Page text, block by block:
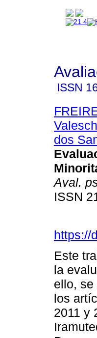
ISSN
dos
Aval.
ISSN
https://
Este
la
ello, se
los
2011 y